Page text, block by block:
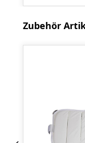
Produktgalerie
Zubehör